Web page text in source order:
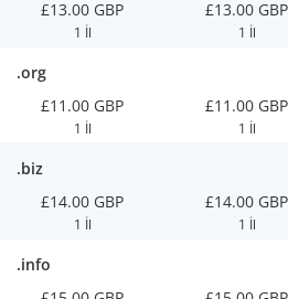
£13.00 GBP
1 İl
£13.00 GBP
1 İl
.org
£11.00 GBP
1 İl
£11.00 GBP
1 İl
.biz
£14.00 GBP
1 İl
£14.00 GBP
1 İl
.info